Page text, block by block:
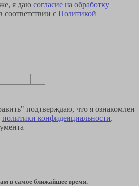
я даю согласие на обработку
соответствии с Политикой
подтверждаю, что я ознакомлен
политики конфиденциальности.
в самое ближайшее время.